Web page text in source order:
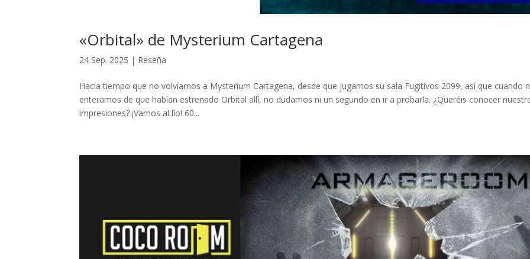
«Orbital» de Mysterium Cartagena
24 Sep. 2025 | Reseña
Hacía tiempo que no volvíamos a Mysterium Cartagena, desde que jugamos su sala Fugitivos 2099, así que cuando
enteramos de que habían estrenado Orbital allí, no dudamos ni un segundo en ir a probarla. ¿Queréis conocer
impresiones? ¡Vamos al lío! 60...